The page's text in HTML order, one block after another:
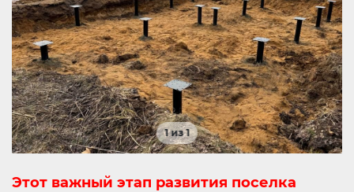
1 из 1
Этот важный этап развития поселка